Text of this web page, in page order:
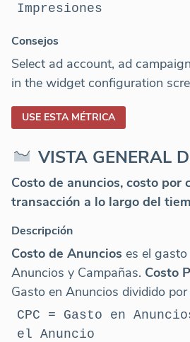
Impresiones
Consejos
Select ad account, ad
in the widget configuration
USE ESTA MÉTRICA
VISTA GENERAL
Costo de anuncios, costo por
transacción a lo largo del
Descripción
Costo de Anuncios es el
Anuncios y Campañas. Costo
Gasto en Anuncios dividido
CPC = Gasto en
el Anuncio